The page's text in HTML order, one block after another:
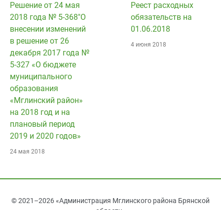
Решение от 24 мая
2018 года № 5-368"О
внесении изменений
в решение от 26
декабря 2017 года №
5-327 «О бюджете
муниципального
образования
«Мглинский район»
на 2018 год и на
плановый период
2019 и 2020 годов»
24 мая 2018
Реест расходных
обязательств на
01.06.2018
4 июня 2018
© 2021–2026 «Администрация Мглинского района Брянской